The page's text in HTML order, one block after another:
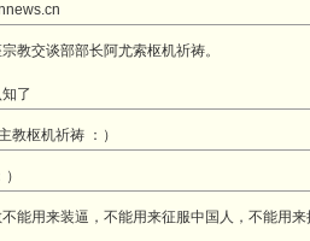
教交谈部部长阿尤索枢机祈祷。
了
教枢机祈祷 ：）
能用来装逼，不能用来征服中国人，不能用